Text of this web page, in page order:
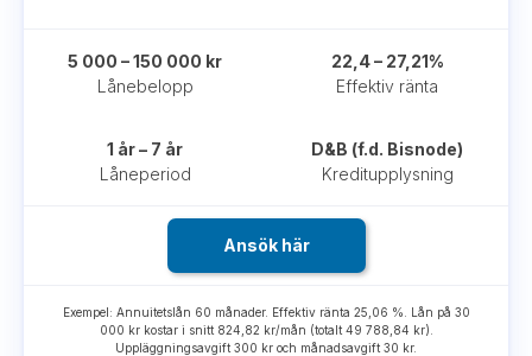
Lånebelopp
5 000 – 150 000 kr
Effektiv ränta
22,4 – 27,21%
Låneperiod
1 år – 7 år
Kreditupplysning
D&B (f.d. Bisnode)
Ansök här
Exempel: Annuitetslån 60 månader. Effektiv ränta 25,06 %. Lån på 30
000 kr kostar i snitt 824,82 kr/mån (totalt 49 788,84 kr).
Uppläggningsavgift 300 kr och månadsavgift 30 kr.